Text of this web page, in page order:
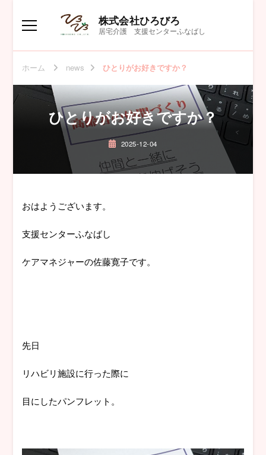
株式会社ひろびろ
居宅介護 支援センターふなばし
ホーム news ひとりがお好きですか？
ひとりがお好きですか？
2025-12-04
おはようございます。
支援センターふなばし
ケアマネジャーの佐藤寛子です。
先日
リハビリ施設に行った際に
目にしたパンフレット。